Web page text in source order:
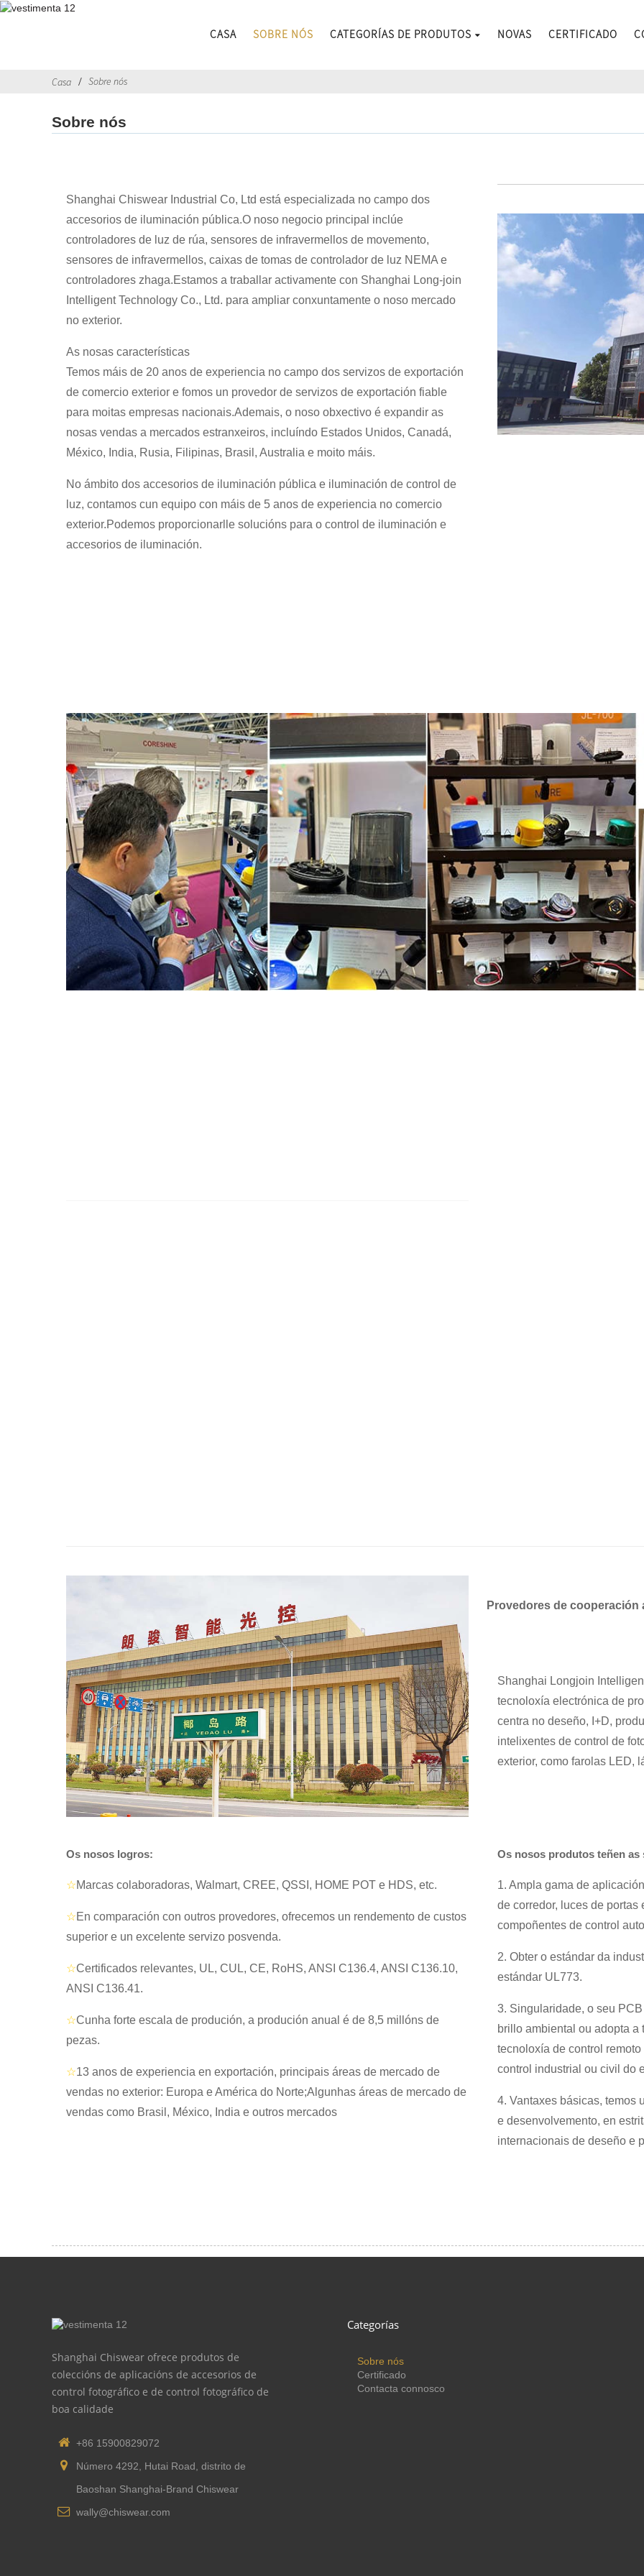
CASA SOBRE NÓS CATEGORÍAS DE PRODUTOS NOVAS CERTIFICADO
Casa Sobre nós
Sobre nós
Shanghai Chiswear Industrial Co, Ltd está especializada no campo dos
accesorios de iluminación pública.O noso negocio principal inclúe
controladores de luz de rúa, sensores de infravermellos de movemento,
sensores de infravermellos, caixas de tomas de controlador de luz NEMA e
controladores zhaga.Estamos a traballar activamente con Shanghai Long-join
Intelligent Technology Co., Ltd. para ampliar conxuntamente o noso mercado
no exterior.
As nosas características
Temos máis de 20 anos de experiencia no campo dos servizos de exportación
de comercio exterior e fomos un provedor de servizos de exportación fiable
para moitas empresas nacionais.Ademais, o noso obxectivo é expandir as
nosas vendas a mercados estranxeiros, incluíndo Estados Unidos, Canadá,
México, India, Rusia, Filipinas, Brasil, Australia e moito máis.
No ámbito dos accesorios de iluminación pública e iluminación de control de
luz, contamos cun equipo con máis de 5 anos de experiencia no comercio
exterior.Podemos proporcionarlle solucións para o control de iluminación e
accesorios de iluminación.
Provedores de
Shanghai Longjoin
tecnoloxía electrónica de
centra no deseño, I+D,
intelixentes de control de
exterior, como farolas LED,
Os nosos logros:
☆Marcas colaboradoras, Walmart, CREE, QSSI, HOME POT e HDS, etc.
☆En comparación con outros provedores, ofrecemos un rendemento de custos
superior e un excelente servizo posvenda.
☆Certificados relevantes, UL, CUL, CE, RoHS, ANSI C136.4, ANSI C136.10,
ANSI C136.41.
☆Cunha forte escala de produción, a produción anual é de 8,5 millóns de
pezas.
☆13 anos de experiencia en exportación, principais áreas de mercado de
vendas no exterior: Europa e América do Norte;Algunhas áreas de mercado de
vendas como Brasil, México, India e outros mercados
Os nosos produtos teñen
1. Ampla gama de
de corredor, luces de
compoñentes de control
2. Obter o estándar da
estándar UL773.
3. Singularidade, o seu
brillo ambiental ou adopta
tecnoloxía de control
control industrial ou civil do
4. Vantaxes básicas, temos
e desenvolvemento, en
internacionais de deseño e
Shanghai Chiswear ofrece produtos de
coleccións de aplicacións de accesorios de
control fotográfico e de control fotográfico de
boa calidade
+86 15900829072
Número 4292, Hutai Road, distrito de
Baoshan Shanghai-Brand Chiswear
wally@chiswear.com
Categorías
Sobre nós
Certificado
Contacta connosco